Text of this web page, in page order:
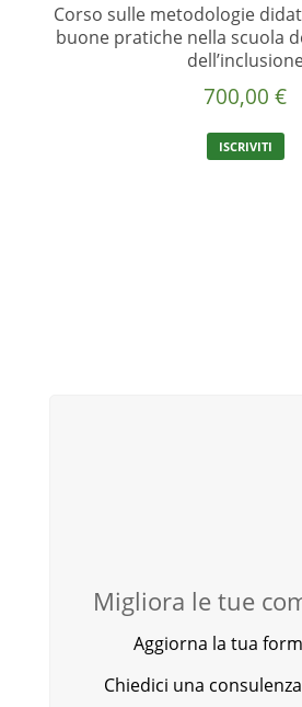
Corso sulle metodologie
buone pratiche nella scuola
700,00 €
ISCRIVITI
Migliora le tue
Aggiorna la tua
Chiedici una